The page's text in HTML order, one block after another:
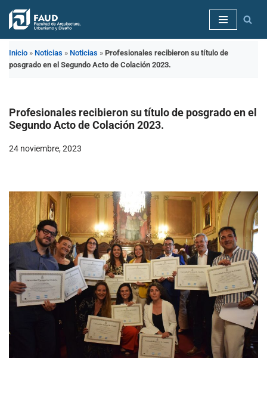
Saltar
contenido
Inicio » Noticias » Noticias » Profesionales recibieron su título de
posgrado en el Segundo Acto de Colación 2023.
Profesionales recibieron su título de posgrado en el
Segundo Acto de Colación 2023.
24 noviembre, 2023